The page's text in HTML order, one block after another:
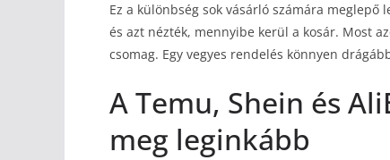
Ez a különbség sok vásárló számára
és azt nézték, mennyibe kerül a kosár. Most
csomag. Egy vegyes rendelés könnyen
A Temu, Shein és
meg leginkább